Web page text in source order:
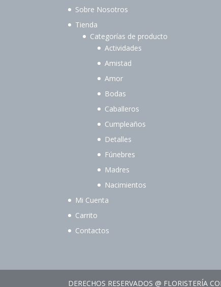
Sobre Nosotros
Tienda
Categorías de producto
Actividades
Amistad
Amor
Bodas
Caballeros
Cumpleaños
Detalles
Fúnebres
Madres
Nacimientos
Mi Cuenta
Carrito
Contactos
DERECHOS RESERVADOS @ FLORISTERÍA